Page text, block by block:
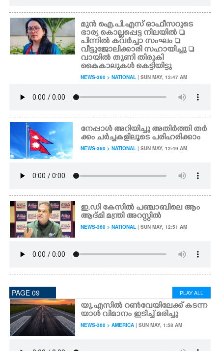
മുൻ ഐ.പി.എസ് ഓഫീസറുടെ
ഭാര്യ കൊല്ലപ്പെട്ട നിലയിൽ 
പിന്നിൽ കവ‌ർച്ചാ സംഘം 
വീട്ടുജോലിക്കാരി സഹായിച്ചു 
വായിൽ തുണി തിരുകി
കൈകാലുകൾ കെട്ടിയിട്ടു
NEWS-360 > NATIONAL | SUN MAY, 12:47 AM
നേപ്പാൾ അറിയിച്ചു അതിർത്തി തർ
ക്കം ചർച്ചകളിലൂടെ പരിഹരിക്കാം
NEWS-360 > NATIONAL | SUN MAY, 12:49 AM
ഇ.ഡി കേസിൽ പഞ്ചാബിലെ ആം
ആദ്മി മന്ത്രി അറസ്റ്റിൽ
NEWS-360 > NATIONAL | SUN MAY, 12:51 AM
PAGE 09 PLAY ALL
യു.എസിൽ റൺവേയിലേക്ക് കടന്ന
യാൾ വിമാനം ഇടിച്ച് മരിച്ചു
NEWS-360 > AMERICA | SUN MAY, 1:58 AM